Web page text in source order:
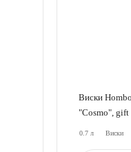
Виски
"Cosmo", gift
0.7 л Виски